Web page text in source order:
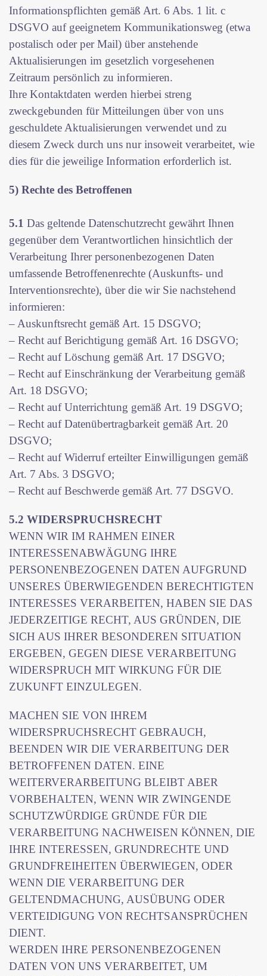
Informationspflichten gemäß Art. 6 Abs. 1 lit. c
DSGVO auf geeignetem Kommunikationsweg (etwa
postalisch oder per Mail) über anstehende
Aktualisierungen im gesetzlich vorgesehenen
Zeitraum persönlich zu informieren.
Ihre Kontaktdaten werden hierbei streng
zweckgebunden für Mitteilungen über von uns
geschuldete Aktualisierungen verwendet und zu
diesem Zweck durch uns nur insoweit verarbeitet, wie
dies für die jeweilige Information erforderlich ist.
5) Rechte des Betroffenen
5.1 Das geltende Datenschutzrecht gewährt Ihnen
gegenüber dem Verantwortlichen hinsichtlich der
Verarbeitung Ihrer personenbezogenen Daten
umfassende Betroffenenrechte (Auskunfts- und
Interventionsrechte), über die wir Sie nachstehend
informieren:
– Auskunftsrecht gemäß Art. 15 DSGVO;
– Recht auf Berichtigung gemäß Art. 16 DSGVO;
– Recht auf Löschung gemäß Art. 17 DSGVO;
– Recht auf Einschränkung der Verarbeitung gemäß
Art. 18 DSGVO;
– Recht auf Unterrichtung gemäß Art. 19 DSGVO;
– Recht auf Datenübertragbarkeit gemäß Art. 20
DSGVO;
– Recht auf Widerruf erteilter Einwilligungen gemäß
Art. 7 Abs. 3 DSGVO;
– Recht auf Beschwerde gemäß Art. 77 DSGVO.
5.2 WIDERSPRUCHSRECHT
WENN WIR IM RAHMEN EINER
INTERESSENABWÄGUNG IHRE
PERSONENBEZOGENEN DATEN AUFGRUND
UNSERES ÜBERWIEGENDEN BERECHTIGTEN
INTERESSES VERARBEITEN, HABEN SIE DAS
JEDERZEITIGE RECHT, AUS GRÜNDEN, DIE
SICH AUS IHRER BESONDEREN SITUATION
ERGEBEN, GEGEN DIESE VERARBEITUNG
WIDERSPRUCH MIT WIRKUNG FÜR DIE
ZUKUNFT EINZULEGEN.
MACHEN SIE VON IHREM
WIDERSPRUCHSRECHT GEBRAUCH,
BEENDEN WIR DIE VERARBEITUNG DER
BETROFFENEN DATEN. EINE
WEITERVERARBEITUNG BLEIBT ABER
VORBEHALTEN, WENN WIR ZWINGENDE
SCHUTZWÜRDIGE GRÜNDE FÜR DIE
VERARBEITUNG NACHWEISEN KÖNNEN, DIE
IHRE INTERESSEN, GRUNDRECHTE UND
GRUNDFREIHEITEN ÜBERWIEGEN, ODER
WENN DIE VERARBEITUNG DER
GELTENDMACHUNG, AUSÜBUNG ODER
VERTEIDIGUNG VON RECHTSANSPRÜCHEN
DIENT.
WERDEN IHRE PERSONENBEZOGENEN
DATEN VON UNS VERARBEITET, UM